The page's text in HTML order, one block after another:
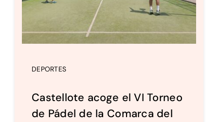
DEPORTES
Castellote acoge el VI Torneo
de Pádel de la Comarca del